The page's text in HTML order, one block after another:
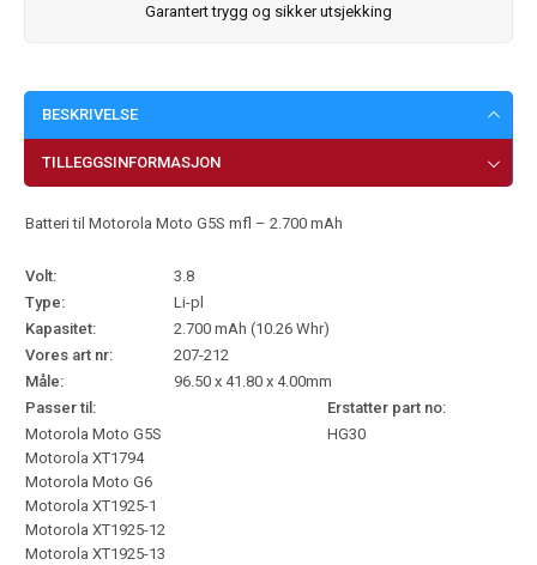
Garantert trygg og sikker utsjekking
BESKRIVELSE
TILLEGGSINFORMASJON
Batteri til Motorola Moto G5S mfl – 2.700 mAh
Volt:
3.8
Type:
Li-pl
Kapasitet:
2.700 mAh (10.26 Whr)
Vores art nr:
207-212
Måle:
96.50 x 41.80 x 4.00mm
Passer til:
Erstatter part no:
Motorola Moto G5S
Motorola XT1794
Motorola Moto G6
Motorola XT1925-1
Motorola XT1925-12
Motorola XT1925-13
HG30